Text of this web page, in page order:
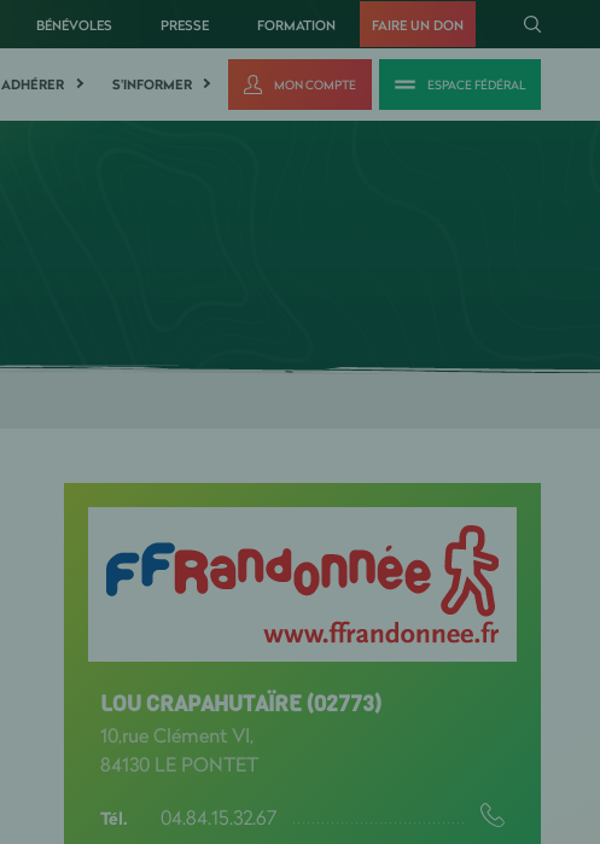
BÉNÉVOLES PRESSE FORMATION FAIRE UN DON
ADHÉRER S'INFORMER MON COMPTE ESPACE FÉDÉRAL
LOU CRAPAHUTAÏRE (02773)
10,rue Clément VI,
84130 LE PONTET
Tél. 04.84.15.32.67